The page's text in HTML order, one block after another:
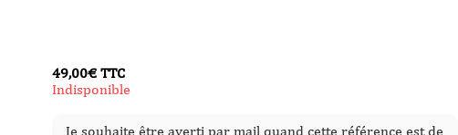
49,00€ TTC
Indisponible
Je souhaite être averti par mail quand cette référence est de